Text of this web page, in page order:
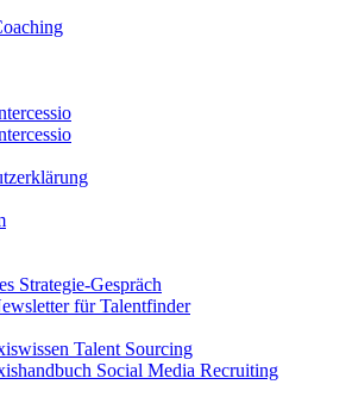
Strategie-Gespräch
für Talentfinder
Talent Sourcing
Social Media Recruiting